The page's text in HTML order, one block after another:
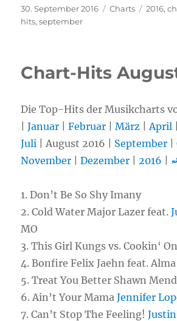
Veröffentlicht
am
30. September 2016 Kategorien
Charts 2016,
hits,september
Chart-Hits
Die Top-Hits der Musikcharts
|Januar |Februar |März |April
Juli | August 2016 | September |
November |Dezember |2016
1.Don’t Be So Shy Imany
2. Cold Water Major Lazer feat.
MO
3. This Girl Kungs vs. Cookin‘
4. Bonfire Felix Jaehn feat. Alma
5. Treat You Better Shawn
6. Ain’t Your MamaJennifer
7. Can’t Stop The Feeling!